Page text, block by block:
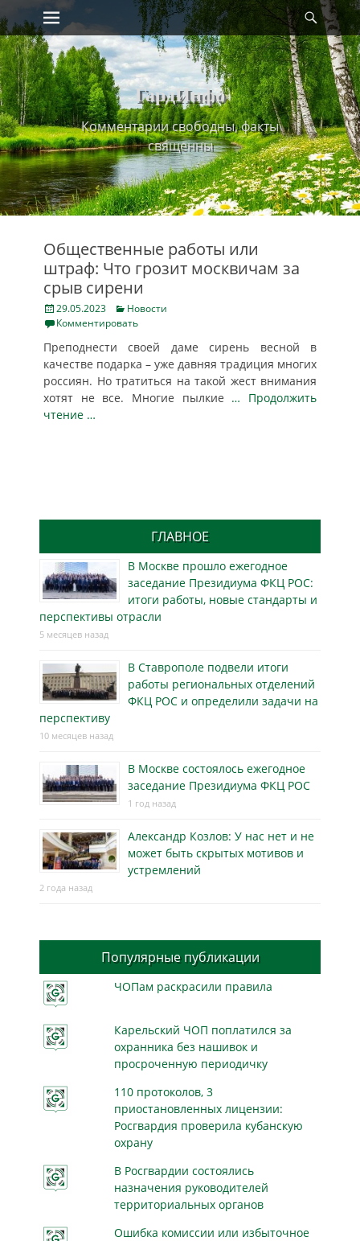
Skip
to
content
Primary Menu
ГардИнфо
Комментарии свободны, факты
священны
Общественные работы или
штраф: Что грозит москвичам за
срыв сирени
Posted
on
29.05.2023 Categories
Новости
Комментировать
Преподнести своей даме сирень весной в
качестве подарка – уже давняя традиция многих
россиян. Но тратиться на такой жест внимания
хотят не все. Многие пылкие … Продолжить
чтение …
ГЛАВНОЕ
В Москве прошло ежегодное
заседание Президиума ФКЦ РОС:
итоги работы, новые стандарты и
перспективы отрасли
5 месяцев назад
В Ставрополе подвели итоги
работы региональных отделений
ФКЦ РОС и определили задачи на
перспективу
10 месяцев назад
В Москве состоялось ежегодное
заседание Президиума ФКЦ РОС
1 год назад
Александр Козлов: У нас нет и не
может быть скрытых мотивов и
устремлений
2 года назад
Популярные публикации
ЧОПам раскрасили правила
Карельский ЧОП поплатился за
охранника без нашивок и
просроченную периодичку
110 протоколов, 3
приостановленных лицензии:
Росгвардия проверила кубанскую
охрану
В Росгвардии состоялись
назначения руководителей
территориальных органов
Ошибка комиссии или избыточное